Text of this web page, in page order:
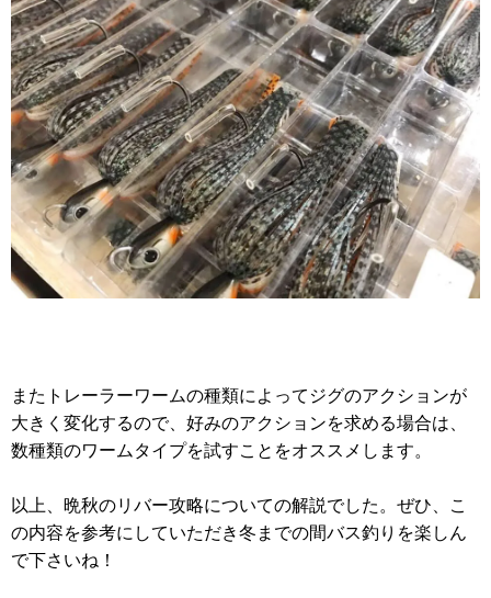
またトレーラーワームの種類によってジグのアクションが
大きく変化するので、好みのアクションを求める場合は、
数種類のワームタイプを試すことをオススメします。
以上、晩秋のリバー攻略についての解説でした。ぜひ、こ
の内容を参考にしていただき冬までの間バス釣りを楽しん
で下さいね！